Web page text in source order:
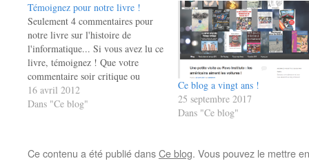
Témoignez pour notre livre !
Seulement 4 commentaires pour
notre livre sur l'histoire de
l'informatique... Si vous avez lu ce
livre, témoignez ! Que votre
commentaire soir critique ou
élogieux, il montrera que notre
ouvrage est vraiment lu par de
16 avril 2012
Dans "Ce blog"
Ce blog a vingt ans !
25 septembre 2017
Dans "Ce blog"
Ce contenu a été publié dansCe blog. Vous pouvez le mettre